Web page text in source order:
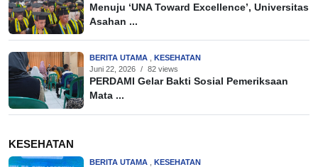
Menuju ‘UNA Toward Excellence’, Universitas
Asahan ...
BERITA UTAMA
KESEHATAN
Juni 22, 2026 / 82 views
PERDAMI Gelar Bakti Sosial Pemeriksaan
Mata ...
KESEHATAN
BERITA UTAMA
KESEHATAN